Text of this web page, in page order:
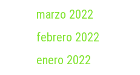
marzo 2022
febrero 2022
enero 2022